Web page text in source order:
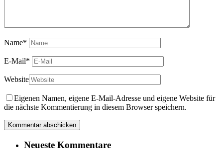
Name*
E-Mail*
Website
Eigenen Namen, eigene E-Mail-Adresse und eigene Website für
die nächste Kommentierung in diesem Browser speichern.
Neueste Kommentare